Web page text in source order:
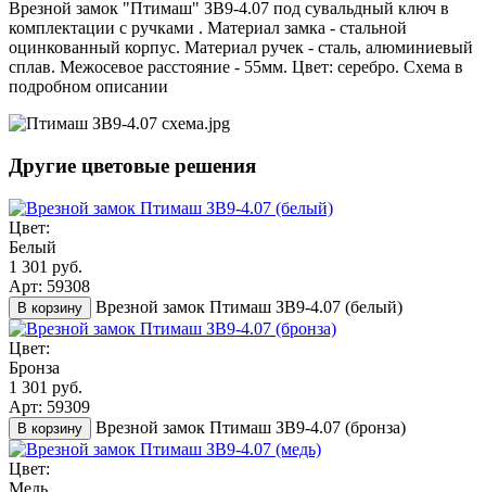
Врезной замок "Птимаш" ЗВ9-4.07 под сувальдный ключ в
комплектации с ручками . Материал замка - стальной
оцинкованный корпус. Материал ручек - сталь, алюминиевый
сплав. Межосевое расстояние - 55мм. Цвет: серебро. Схема в
подробном описании
Другие цветовые решения
Цвет:
Белый
1 301 руб.
Арт: 59308
В корзину Врезной замок Птимаш ЗВ9-4.07 (белый)
Цвет:
Бронза
1 301 руб.
Арт: 59309
В корзину Врезной замок Птимаш ЗВ9-4.07 (бронза)
Цвет:
Медь